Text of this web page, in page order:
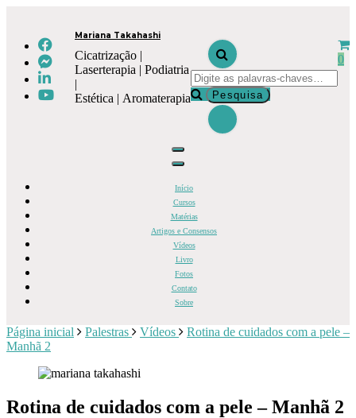
Mariana Takahashi
Cicatrização |
Laserterapia | Podiatria
|
Estética | Aromaterapia
0
Início
Cursos
Matérias
Artigos e Consensos
Vídeos
Livro
Fotos
Contato
Sobre
Página inicial Palestras Vídeos
Rotina de cuidados com a pele –
Manhã 2
Rotina de cuidados com a pele – Manhã 2